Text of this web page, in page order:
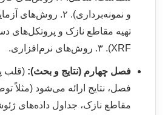
و نمونه‌برداری). ۲.
XRF). ۳. روش‌های نرم‌افزاری.
فصل چهارم (نتایج و بحث): (قلب
فصل، نتایج ارائه می‌شود (مثلاً
مقاطع نازک، جداول داده‌های